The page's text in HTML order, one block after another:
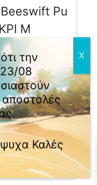
Pu
M
€
ΦΠΑ
24%
την
08
αποστολές
Καλές